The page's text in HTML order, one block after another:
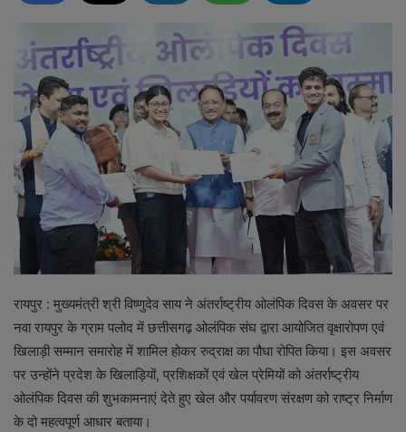
रायपुर : मुख्यमंत्री श्री विष्णुदेव साय ने अंतर्राष्ट्रीय ओलंपिक दिवस के अवसर पर
नवा रायपुर के ग्राम पलोद में छत्तीसगढ़ ओलंपिक संघ द्वारा आयोजित वृक्षारोपण एवं
खिलाड़ी सम्मान समारोह में शामिल होकर रुद्राक्ष का पौधा रोपित किया। इस अवसर
पर उन्होंने प्रदेश के खिलाड़ियों, प्रशिक्षकों एवं खेल प्रेमियों को अंतर्राष्ट्रीय
ओलंपिक दिवस की शुभकामनाएं देते हुए खेल और पर्यावरण संरक्षण को राष्ट्र निर्माण
के दो महत्वपूर्ण आधार बताया।